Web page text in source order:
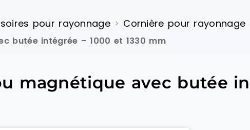
pour rayonnage > Cornière pour rayonnage
butée intégrée – 1000 et 1330 mm
magnétique avec butée